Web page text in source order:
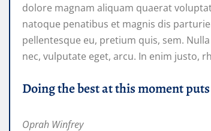
dolore magnam aliquam quaerat
natoque penatibus et magnis dis
pellentesque eu, pretium quis, sem.
nec, vulputate eget, arcu. In enim justo,
Doing the best at this moment
Oprah Winfrey